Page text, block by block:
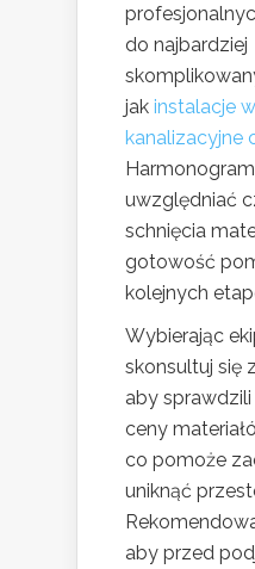
do najbardziej
jak instalacje
kanalizacyjne
uwzględniać
schnięcia
gotowość
kolejnych
Wybierając
skonsultuj się
aby
ceny
co pomoże
uniknąć
aby przed